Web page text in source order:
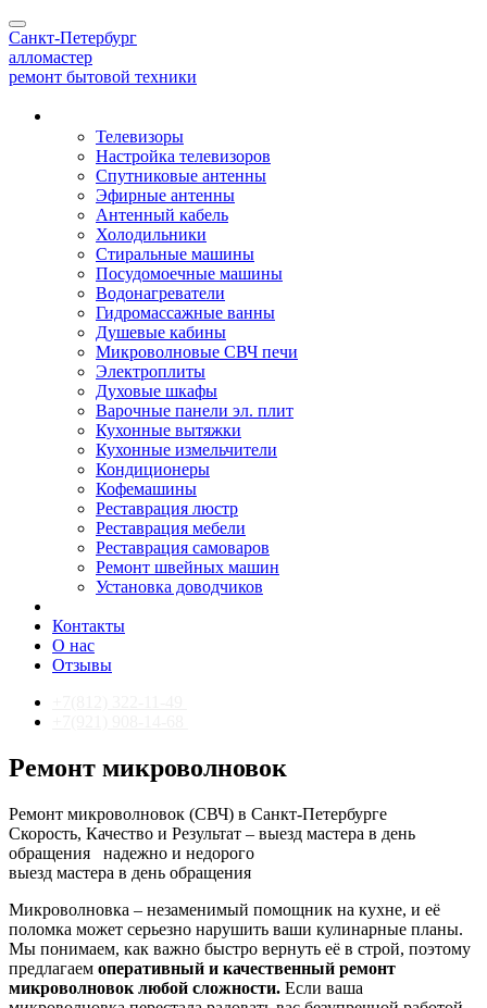
Toggle
navigation
Санкт-Петербург
алломастер
ремонт бытовой техники
Телевизоры
Настройка телевизоров
Спутниковые антенны
Эфирные антенны
Антенный кабель
Холодильники
Стиральные машины
Посудомоечные машины
Водонагреватели
Гидромассажные ванны
Душевые кабины
Микроволновые СВЧ печи
Электроплиты
Духовые шкафы
Варочные панели эл. плит
Кухонные вытяжки
Кухонные измельчители
Кондиционеры
Кофемашины
Реставрация люстр
Реставрация мебели
Реставрация самоваров
Ремонт швейных машин
Установка доводчиков
Контакты
О нас
Отзывы
Ремонт микроволновок
Ремонт микроволновок (СВЧ) в Санкт-Петербурге
Скорость, Качество и Результат – выезд мастера в день
обращения
надежно и недорого
выезд мастера в день обращения
Микроволновка – незаменимый помощник на кухне, и её
поломка может серьезно нарушить ваши кулинарные планы.
Мы понимаем, как важно быстро вернуть её в строй, поэтому
предлагаем оперативный и качественный ремонт
микроволновок любой сложности. Если ваша